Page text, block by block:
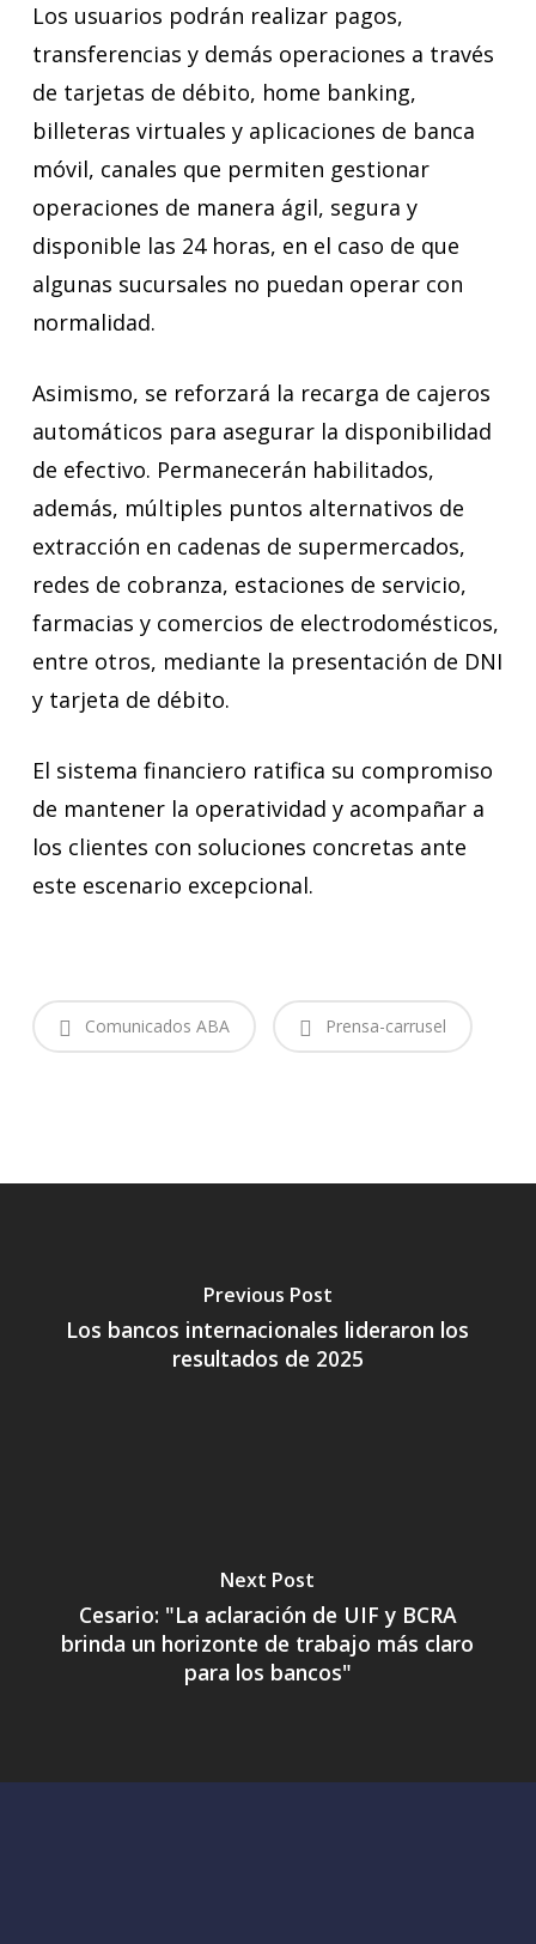
Los usuarios podrán realizar pagos,
transferencias y demás operaciones a través
de tarjetas de débito, home banking,
billeteras virtuales y aplicaciones de banca
móvil, canales que permiten gestionar
operaciones de manera ágil, segura y
disponible las 24 horas, en el caso de que
algunas sucursales no puedan operar con
normalidad.
Asimismo, se reforzará la recarga de cajeros
automáticos para asegurar la disponibilidad
de efectivo. Permanecerán habilitados,
además, múltiples puntos alternativos de
extracción en cadenas de supermercados,
redes de cobranza, estaciones de servicio,
farmacias y comercios de electrodomésticos,
entre otros, mediante la presentación de DNI
y tarjeta de débito.
El sistema financiero ratifica su compromiso
de mantener la operatividad y acompañar a
los clientes con soluciones concretas ante
este escenario excepcional.
Comunicados ABA Prensa-carrusel
Previous Post
Los bancos internacionales lideraron los
resultados de 2025
Next Post
Cesario: "La aclaración de UIF y BCRA
brinda un horizonte de trabajo más claro
para los bancos"